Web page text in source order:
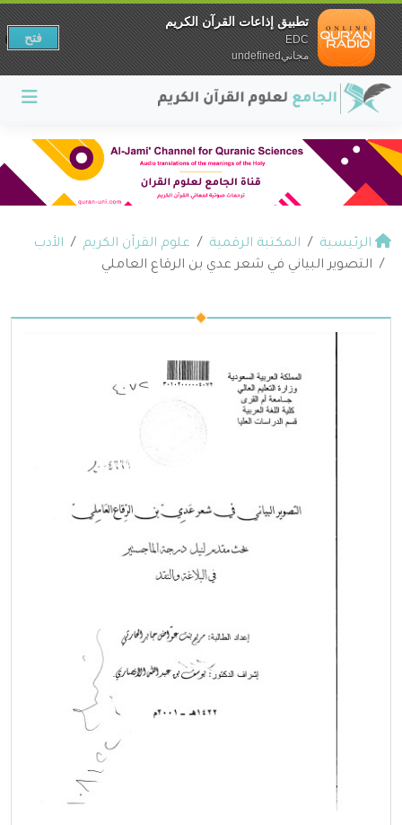
الرئيسية المكتبة الرقمية علوم القرآن الكريم
الأدب
التصوير البياني في شعر عدي بن الرقاع العاملي
تطبيق إذاعات القرآن الكريم
EDC
مجانيundefined
فتح